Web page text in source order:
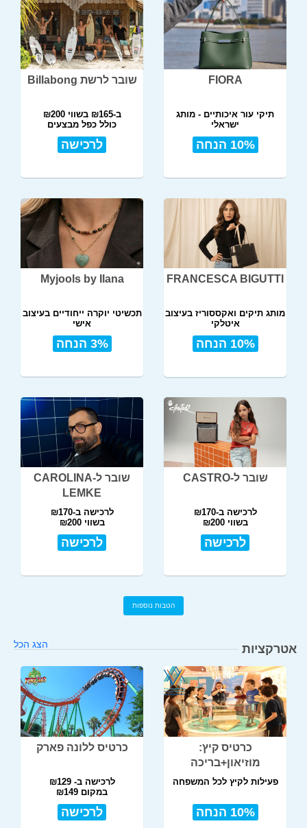
FIORA
תיקי עור איכותיים - מותג
ישראלי
10% הנחה
שובר לרשת Billabong
ב-₪165 בשווי ₪200
כולל כפל מבצעים
לרכישה
FRANCESCA BIGUTTI
מותג תיקים ואקססוריז בעיצוב
איטלקי
10% הנחה
Myjools by Ilana
תכשיטי יוקרה ייחודיים בעיצוב
אישי
3% הנחה
שובר ל-CASTRO
לרכישה ב-₪170
בשווי ₪200
לרכישה
שובר ל-CAROLINA
LEMKE
לרכישה ב-₪170
בשווי ₪200
לרכישה
הטבות נוספות
אטרקציות הצג הכל
כרטיס קיץ:
מוזיאון+בריכה
פעילות לקיץ לכל המשפחה
10% הנחה
כרטיס ללונה פארק
לרכישה ב- ₪129
במקום ₪149
לרכישה